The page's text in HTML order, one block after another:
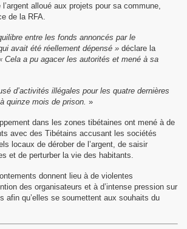
alloué aux projets pour sa commune,
de la RFA.
entre les fonds annoncés par le
avait été réellement dépensé » déclare la
Cela a pu agacer les autorités et mené à sa
d’activités illégales pour les quatre dernières
quinze mois de prison. »
dans les zones tibétaines ont mené à de
avec des Tibétains accusant les sociétés
locaux de dérober de l’argent, de saisir
et de perturber la vie des habitants.
donnent lieu à de violentes
des organisateurs et à d’intense pression sur
afin qu’elles se soumettent aux souhaits du